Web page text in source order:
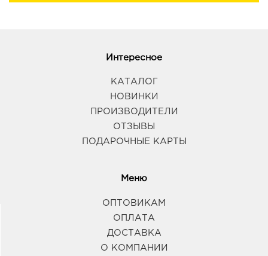
Интересное
КАТАЛОГ
НОВИНКИ
ПРОИЗВОДИТЕЛИ
ОТЗЫВЫ
ПОДАРОЧНЫЕ КАРТЫ
Меню
ОПТОВИКАМ
ОПЛАТА
ДОСТАВКА
О КОМПАНИИ